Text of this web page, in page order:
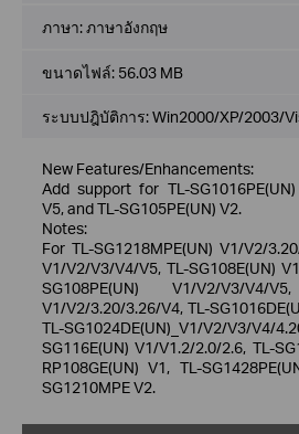
ภาษา:ภาษาอังกฤษ
ขนาดไฟล์: 56.03 MB
ระบบปฎิบัติการ: Win2000/XP/2003/
New Features/Enhancements:
Add support for TL-SG1016PE(UN)
V5, and TL-SG105PE(UN) V2.
Notes:
For TL-SG1218MPE(UN) V1/V2/
V1/V2/V3/V4/V5, TL-SG108E(UN)
SG108PE(UN) V1/V2/V3/V4/
V1/V2/3.20/3.26/V4, TL-
TL-SG1024DE(UN)_V1/V2/
SG116E(UN) V1/V1.2/2.0/2.6, TL-
RP108GE(UN) V1, TL-
SG1210MPE V2.